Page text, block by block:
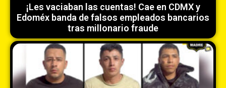
¡Les vaciaban las cuentas! Cae en CDMX y
Edoméx banda de falsos empleados bancarios
tras millonario fraude